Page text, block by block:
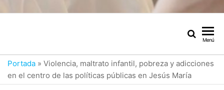
Menú
Portada » Violencia, maltrato infantil, pobreza y adicciones
en el centro de las políticas públicas en Jesús María